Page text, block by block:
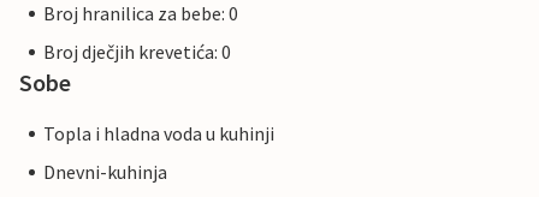
Broj hranilica za bebe: 0
Broj dječjih krevetića: 0
Sobe
Topla i hladna voda u kuhinji
Dnevni-kuhinja